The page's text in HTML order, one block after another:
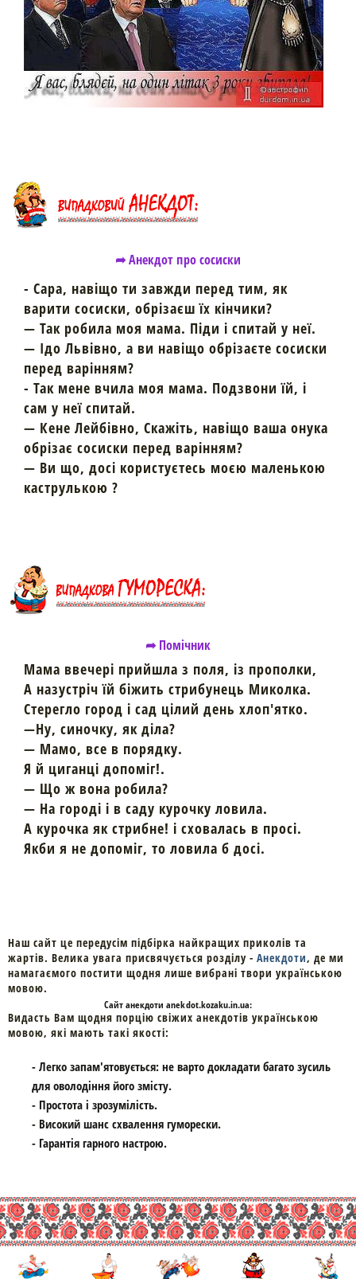
➦ Анекдот про сосиски
- Сара, навіщо ти завжди перед тим, як
варити сосиски, обрізаєш їх кінчики?
— Так робила моя мама. Піди і спитай у неї.
— Ідо Львівно, а ви навіщо обрізаєте сосиски
перед варінням?
- Так мене вчила моя мама. Подзвони їй, і
сам у неї спитай.
— Кене Лейбівно, Скажіть, навіщо ваша онука
обрізає сосиски перед варінням?
— Ви що, досі користуєтесь моєю маленькою
каструлькою ?
➦ Помічник
Мама ввечері прийшла з поля, із прополки,
А назустріч їй біжить стрибунець Миколка.
Стерегло город і сад цілий день хлоп'ятко.
—Ну, синочку, як діла?
— Мамо, все в порядку.
Я й циганці допоміг!.
— Що ж вона робила?
— На городі і в саду курочку ловила.
А курочка як стрибне! і сховалась в просі.
Якби я не допоміг, то ловила б досі.
Наш сайт це передусім підбірка найкращих приколів та
жартів. Велика увага присвячується розділу - Анекдоти, де ми
намагаємого постити щодня лише вибрані твори українською
мовою.
Cайтанекдоти anekdot.kozaku.in.ua:
Видасть Вам щодня порцію свіжих анекдотів українською
мовою, які мають такі якості:
- Легко запам'ятовується: не варто докладати багато зусиль
для оволодіння його змісту.
- Простота і зрозумілість.
- Високий шанс схвалення гуморески.
- Гарантія гарного настрою.